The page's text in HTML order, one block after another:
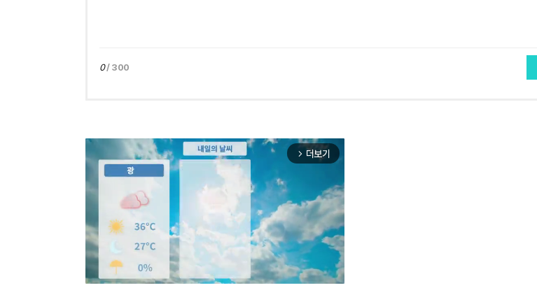
0/ 300
arrow_forward_ios 더보기